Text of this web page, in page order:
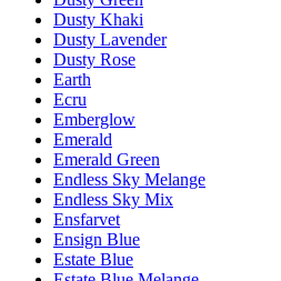
Dusty Khaki
Dusty Lavender
Dusty Rose
Earth
Ecru
Emberglow
Emerald
Emerald Green
Endless Sky Melange
Endless Sky Mix
Ensfarvet
Ensign Blue
Estate Blue